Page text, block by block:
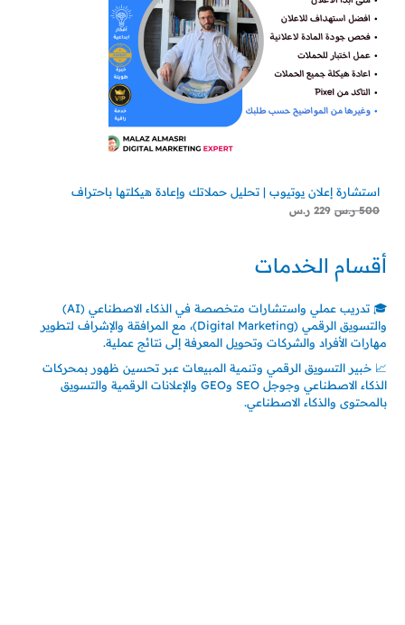
استشارة إعلان يوتيوب | تحليل حملاتك وإعادة هيكلتها باحتراف
500 ر.س 229 ر.س
أقسام الخدمات
🎓 تدريب عملي واستشارات متخصصة في الذكاء الاصطناعي (AI)
والتسويق الرقمي (Digital Marketing)، مع المرافقة والإشراف لتطوير
مهارات الأفراد والشركات وتحويل المعرفة إلى نتائج عملية.
📈 خبير التسويق الرقمي وتنمية المبيعات عبر تحسين ظهور بمحركات
الذكاء الاصطناعي وجوجل SEO وGEO والإعلانات الرقمية والتسويق
بالمحتوى والذكاء الاصطناعي.